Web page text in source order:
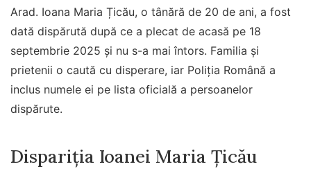
Arad. Ioana Maria Țicău, o tânără de 20 de ani, a fost
dată dispărută după ce a plecat de acasă pe 18
septembrie 2025 și nu s-a mai întors. Familia și
prietenii o caută cu disperare, iar Poliția Română a
inclus numele ei pe lista oficială a persoanelor
dispărute.
Dispariția Ioanei Maria Țicău